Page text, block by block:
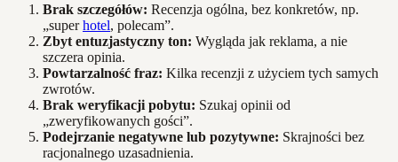
Brak szczegółów: Recenzja ogólna, bez konkretów, np.
„superhotel, polecam”.
Zbyt entuzjastyczny ton: Wygląda jak reklama, a nie
szczera opinia.
Powtarzalność fraz: Kilka recenzji z użyciem tych samych
zwrotów.
Brak weryfikacji pobytu: Szukaj opinii od
„zweryfikowanych gości”.
Podejrzanie negatywne lub pozytywne: Skrajności bez
racjonalnego uzasadnienia.